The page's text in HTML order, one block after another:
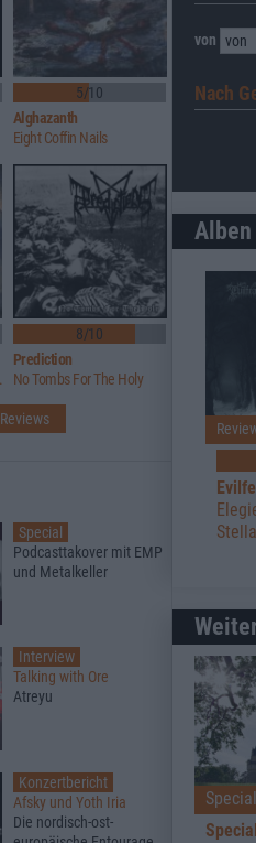
von
Nach
Special
Special
5/10
Alghazanth
Eight Coffin Nails
8/10
Prediction
No Tombs For The Holy
Reviews
Special
Podcasttakover mit EMP
und Metalkeller
Interview
Talking with Ore
Atreyu
Konzertbericht
Afsky und Yoth Iria
Die nordisch-ost-